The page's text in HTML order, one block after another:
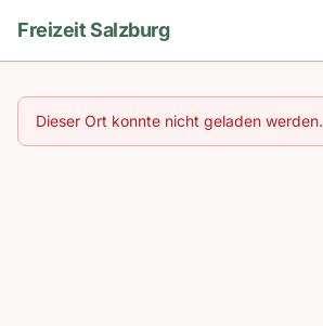
Freizeit Salzburg
Dieser Ort konnte nicht geladen werden.